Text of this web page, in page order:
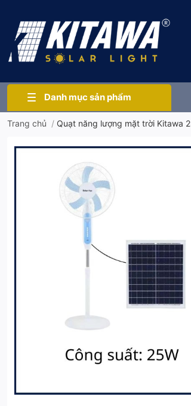
Danh mục sản phẩm
Trang chủ / Quạt năng lượng mặt trời Kitawa